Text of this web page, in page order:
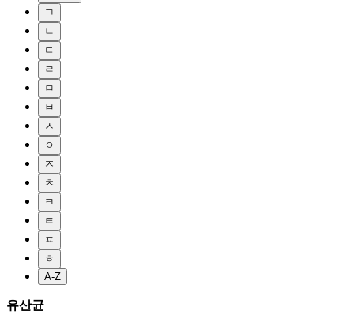
ㄱ
ㄴ
ㄷ
ㄹ
ㅁ
ㅂ
ㅅ
ㅇ
ㅈ
ㅊ
ㅋ
ㅌ
ㅍ
ㅎ
A-Z
유산균